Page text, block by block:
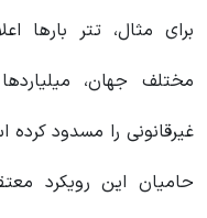
برای مثال، تتر بارها
مختلف جهان،
غیرقانونی را مسدود کرده
حامیان این رویکرد